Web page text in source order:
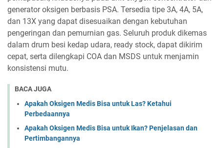
generator oksigen berbasis PSA. Tersedia tipe 3A, 4A, 5A,
dan 13X yang dapat disesuaikan dengan kebutuhan
pengeringan dan pemurnian gas. Seluruh produk dikemas
dalam drum besi kedap udara, ready stock, dapat dikirim
cepat, serta dilengkapi COA dan MSDS untuk menjamin
konsistensi mutu.
BACA JUGA
Apakah Oksigen Medis Bisa untuk Las? Ketahui
Perbedaannya
Apakah Oksigen Medis Bisa untuk Ikan? Penjelasan dan
Pertimbangannya